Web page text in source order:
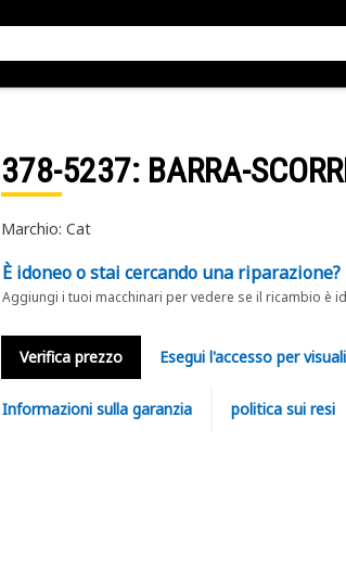
378-5237: BARRA-
Marchio: Cat
È idoneo o stai cercando una riparazione?
Aggiungi i tuoi macchinari per vedere se il ricambio
Verifica prezzo Esegui l'accesso per
Informazioni sulla garanzia politica sui resi